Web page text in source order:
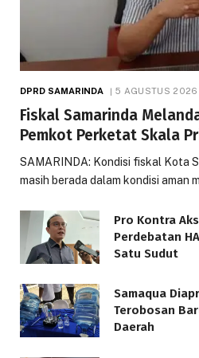
DPRD SAMARINDA 5 AGUSTUS 2026
Fiskal Samarinda
Pemkot Perketat Skala
SAMARINDA: Kondisi fiskal Kota
masih berada dalam kondisi aman
Pro Kontra
Perdebatan
Satu Sudut
Samaqua
Terobosan
Daerah